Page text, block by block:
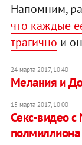
Напомним,
что каждые
трагично и
24 марта 2017, 10:40
Мелания и
15 марта 2017, 10:00
Секс-видео